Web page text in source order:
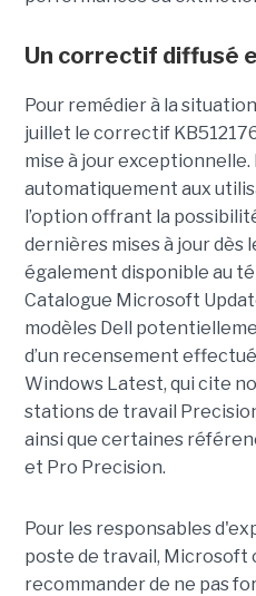
Un correctif diffusé
Pour remédier à la
juillet le correctif
mise à jour
automatiquement aux
l’option offrant la
dernières mises à jour dès
également disponible au
Catalogue Microsoft
modèles Dell
d’un recensement
Windows Latest, qui cite
stations de travail
ainsi que certaines
et Pro Precision.
Pour les responsables
poste de travail, Microsoft
recommander de ne pas